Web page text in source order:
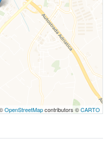
OpenStreetMapcontributors ©CARTO